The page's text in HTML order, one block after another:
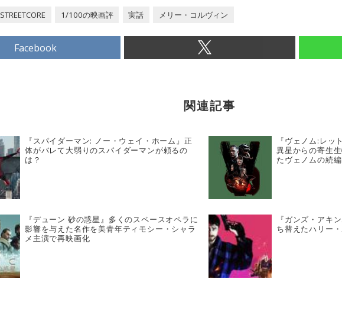
STREETCORE 1/100の映画評 実話 メリー・コルヴィン
Facebook
関連記事
『スパイダーマン: ノー・ウェイ・ホーム』正
体がバレて大弱りのスパイダーマンが頼るの
は？
『ヴェノム:レッ
異星からの寄生
たヴェノムの続編
『デューン 砂の惑星』多くのスペースオペラに
影響を与えた名作を美青年ティモシー・シャラ
メ主演で再映画化
『ガンズ・アキ
ち替えたハリー